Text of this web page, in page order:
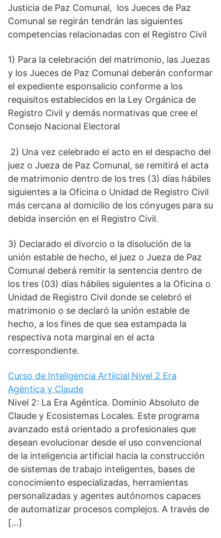
Justicia de Paz Comunal, los Jueces de Paz
Comunal se regirán tendrán las siguientes
competencias relacionadas con el Registro Civil
1) Para la celebración del matrimonio, las Juezas
y los Jueces de Paz Comunal deberán conformar
el expediente esponsalicio conforme a los
requisitos establecidos en la Ley Orgánica de
Registro Civil y demás normativas que cree el
Consejo Nacional Electoral
2) Una vez celebrado el acto en el despacho del
juez o Jueza de Paz Comunal, se remitirá el acta
de matrimonio dentro de los tres (3) días hábiles
siguientes a la Oficina o Unidad de Registro Civil
más cercana al domicilio de los cónyuges para su
debida inserción en el Registro Civil.
3) Declarado el divorcio o la disolución de la
unión estable de hecho, el juez o Jueza de Paz
Comunal deberá remitir la sentencia dentro de
los tres (03) días hábiles siguientes a la Oficina o
Unidad de Registro Civil donde se celebró el
matrimonio o se declaró la unión estable de
hecho, a los fines de que sea estampada la
respectiva nota marginal en el acta
correspondiente.
Curso de Inteligencia Artiicial Nivel 2 Era
Agéntica y Claude
Nivel 2: La Era Agéntica. Dominio Absoluto de
Claude y Ecosistemas Locales. Este programa
avanzado está orientado a profesionales que
desean evolucionar desde el uso convencional
de la inteligencia artificial hacia la construcción
de sistemas de trabajo inteligentes, bases de
conocimiento especializadas, herramientas
personalizadas y agentes autónomos capaces
de automatizar procesos complejos. A través de
[…]